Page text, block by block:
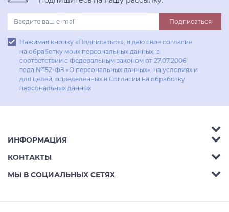
Подписаться
Нажимая кнопку «Подписаться», я даю свое согласие
на обработку моих персональных данных, в
соответствии с Федеральным законом от 27.07.2006
года №152-ФЗ «О персональных данных», на условиях и
для целей, определенных в Согласии на обработку
персональных данных
Аксессуары
Гостиные
Кухни
Кабинеты
ИНФОРМАЦИЯ
Акции
Доставка
КОНТАКТЫ
Телефон: 8 (800) 302-42-39
МЫ В СОЦИАЛЬНЫХ СЕТЯХ